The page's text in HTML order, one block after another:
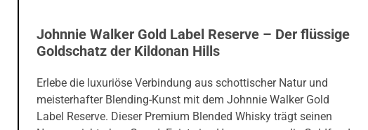
Johnnie Walker Gold Label Reserve – Der flüssige
Goldschatz der Kildonan Hills
Erlebe die luxuriöse Verbindung aus schottischer Natur und
meisterhafter Blending-Kunst mit dem Johnnie Walker Gold
Label Reserve. Dieser Premium Blended Whisky trägt seinen